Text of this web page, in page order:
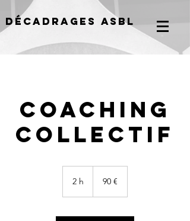
Décadrages Asbl
Coaching
collectif
2 h 90 €